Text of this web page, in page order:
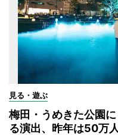
見る・遊ぶ
梅田・うめきた公園
る演出、昨年は50万